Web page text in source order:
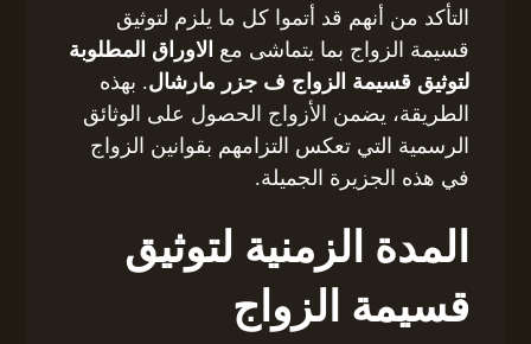
التأكد من أنهم قد أتموا كل ما يلزم لتوثيق
قسيمة الزواج بما يتماشى مع الاوراق المطلوبة
لتوثيق قسيمة الزواج ف جزر مارشال. بهذه
الطريقة، يضمن الأزواج الحصول على الوثائق
الرسمية التي تعكس التزامهم بقوانين الزواج
في هذه الجزيرة الجميلة.
المدة الزمنية لتوثيق
قسيمة الزواج